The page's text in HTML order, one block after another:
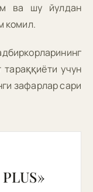
ва шу йулдан
комил.
учун
зафарлар сари